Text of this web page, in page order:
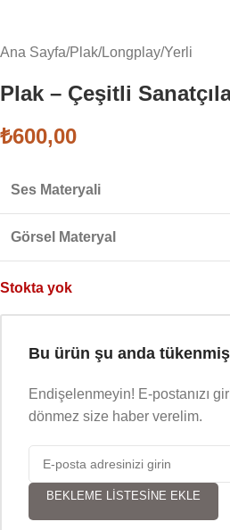
Ana Sayfa/Plak/Longplay/Yerli
Plak – Çeşitli
₺600,00
Ses Materyali
Görsel Materyal
Stokta yok
Bu ürün şu anda
Endişelenmeyin! E-postanızı
dönmez size haber verelim.
BEKLEME LISTESINE EKLE